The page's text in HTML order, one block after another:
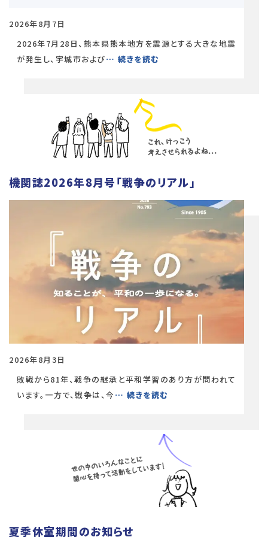
2026年8月7日
2026年7月28日、熊本県熊本地方を震源とする大きな地震
が発生し、宇城市および… 続きを読む
機関誌2026年8月号「戦争のリアル」
2026年8月3日
敗戦から81年、戦争の継承と平和学習のあり方が問われて
います。一方で、戦争は、今 … 続きを読む
夏季休室期間のお知らせ